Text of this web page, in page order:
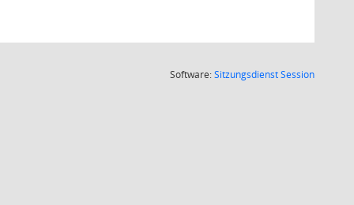
Software:SitzungsdienstSession(Wird in